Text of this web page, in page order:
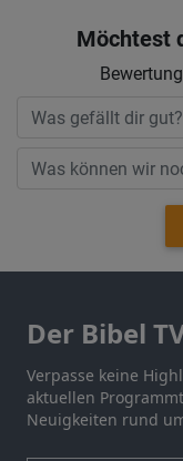
Möchtest
Der Bibel
Verpasse keine
aktuellen
Neuigkeiten rund